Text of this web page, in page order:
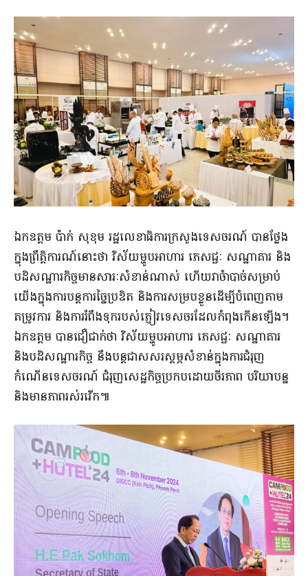
ឯកឧត្តម ប៉ាក់ សុខុម រដ្ឋលេខាធិការក្រសួងទេសចរណ៍ បានថ្លែង
ក្នុងព្រឹត្តិការណ៍នោះថា វិស័យម្ហូបអាហារ ភេសជ្ជៈ សណ្ឋាគារ និង
បដិសណ្ឋារកិច្ចមានសារៈសំខាន់ណាស់ ហើយវាចំាបាច់សម្រាប់
យើងក្នុងការបន្តការច្នៃប្រឌិត និងការសម្របខ្លួនដើម្បីបំពេញតាម
តម្រូវការ និងការរំពឹងទុករបស់ភ្ញៀវទេសចរដែលកំពុងកើនឡើង។
ឯកឧត្តម បានជឿជាក់ថា វិស័យម្ហូបអាហារ ភេសជ្ជៈ សណ្ឋាគារ
និងបដិសណ្ឋារកិច្ច នឹងបន្តជាសសរស្តម្ភសំខាន់ក្នុងការជំរុញ
កំណើនទេសចរណ៍ ជំរុញសេដ្ឋកិច្ចប្រកបដោយចីរភាព បរិយាបន្ន
និងមានភាពរស់រវើក៕